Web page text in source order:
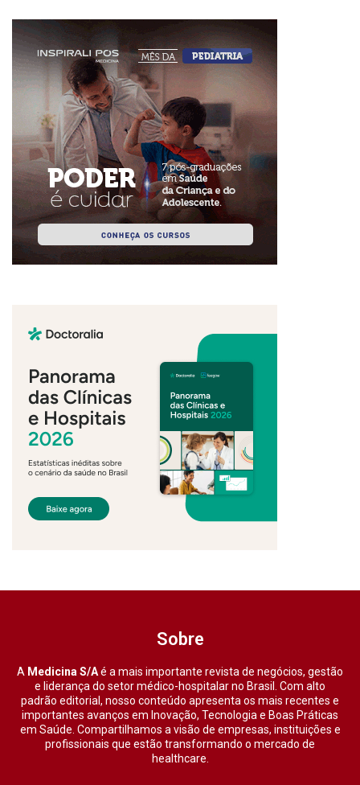
Sobre
A Medicina S/Aé a mais importante revista de negócios, gestão
e liderança do setor médico-hospitalar no Brasil. Com alto
padrão editorial, nosso conteúdo apresenta os mais recentes e
importantes avanços em Inovação, Tecnologia e Boas Práticas
em Saúde. Compartilhamos a visão de empresas, instituições e
profissionais que estão transformando o mercado de
healthcare.